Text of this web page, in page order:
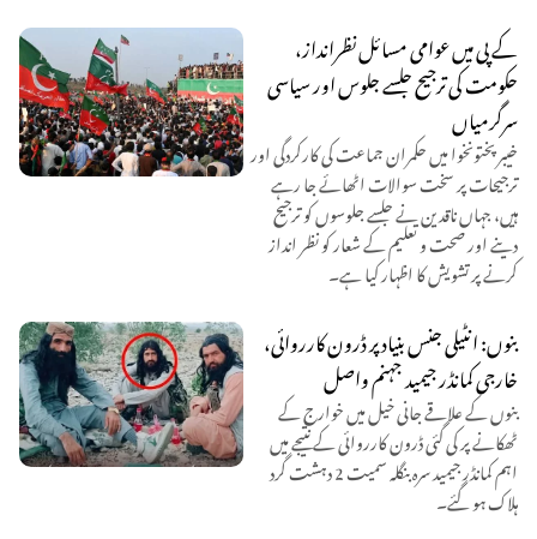
کے پی میں عوامی مسائل نظرانداز،
حکومت کی ترجیح جلسے جلوس اور سیاسی
سرگرمیاں
خیبر پختونخوا میں حکمران جماعت کی کارکردگی اور
ترجیحات پر سخت سوالات اٹھائے جا رہے
ہیں، جہاں ناقدین نے جلسے جلوسوں کو ترجیح
دینے اور صحت و تعلیم کے شعار کو نظر انداز
کرنے پر تشویش کا اظہار کیا ہے۔
بنوں: انٹیلی جنس بنیاد پر ڈرون کارروائی،
خارجی کمانڈر جیمید جہنم واصل
بنوں کے علاقے جانی خیل میں خوارج کے
ٹھکانے پر کی گئی ڈرون کارروائی کے نتیجے میں
اہم کمانڈر جیمید سرہ بنگلہ سمیت 2 دہشت گرد
ہلاک ہو گئے۔